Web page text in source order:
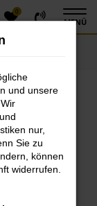
0
MENÜ
und unsere
nur,
Sie zu
können
widerrufen.